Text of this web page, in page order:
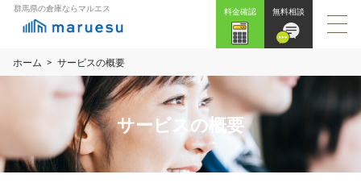
群馬県の倉庫ならマルエス 料金確認 無料相談
ホーム サービスの概要
サービスの概要